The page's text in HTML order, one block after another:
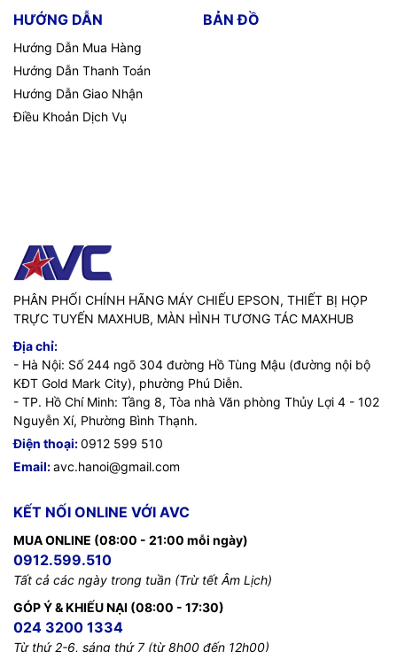
HƯỚNG DẪN
Hướng Dẫn Mua Hàng
Hướng Dẫn Thanh Toán
Hướng Dẫn Giao Nhận
Điều Khoản Dịch Vụ
BẢN ĐỒ
PHÂN PHỐI CHÍNH HÃNG MÁY CHIẾU EPSON, THIẾT BỊ HỌP
TRỰC TUYẾN MAXHUB, MÀN HÌNH TƯƠNG TÁC MAXHUB
Địa chỉ:
- Hà Nội: Số 244 ngõ 304 đường Hồ Tùng Mậu (đường nội bộ
KĐT Gold Mark City), phường Phú Diễn.
- TP. Hồ Chí Minh: Tầng 8, Tòa nhà Văn phòng Thủy Lợi 4 - 102
Nguyễn Xí, Phường Bình Thạnh.
Điện thoại:0912 599 510
Email:avc.hanoi@gmail.com
KẾT NỐI ONLINE VỚI AVC
MUA ONLINE (08:00 - 21:00 mỗi ngày)
0912.599.510
Tất cả các ngày trong tuần (Trừ tết Âm Lịch)
GÓP Ý & KHIẾU NẠI (08:00 - 17:30)
024 3200 1334
Từ thứ 2-6, sáng thứ 7 (từ 8h00 đến 12h00)